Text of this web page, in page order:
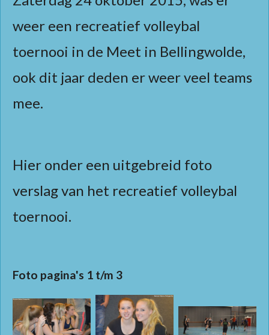
weer een recreatief volleybal
toernooi in de Meet in Bellingwolde,
ook dit jaar deden er weer veel teams
mee.
Hier onder een uitgebreid foto
verslag van het recreatief volleybal
toernooi.
Foto pagina's 1 t/m 3